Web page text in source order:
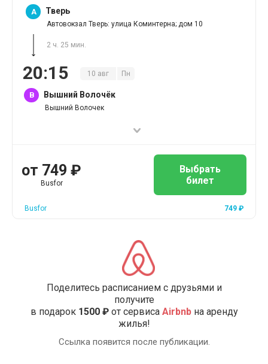
A Тверь
Автовокзал Тверь: улица Коминтерна; дом 10
2 ч. 25 мин.
20:15 10 авг Пн
B Вышний Волочёк
Вышний Волочек
от 749 ₽
Busfor
Выбрать
билет
Busfor 749 ₽
Поделитесь расписанием с друзьями и
получите
в подарок 1500 ₽от сервиса Airbnbна аренду
жилья!
Ссылка появится после публикации.